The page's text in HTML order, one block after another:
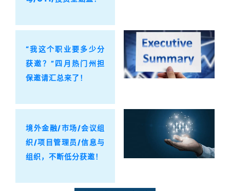
“我这个职业要多少分
获邀？”四月热门州担
保邀请汇总来了！
境外金融/市场/会议组
织/项目管理员/信息与
组织，不断低分获邀！